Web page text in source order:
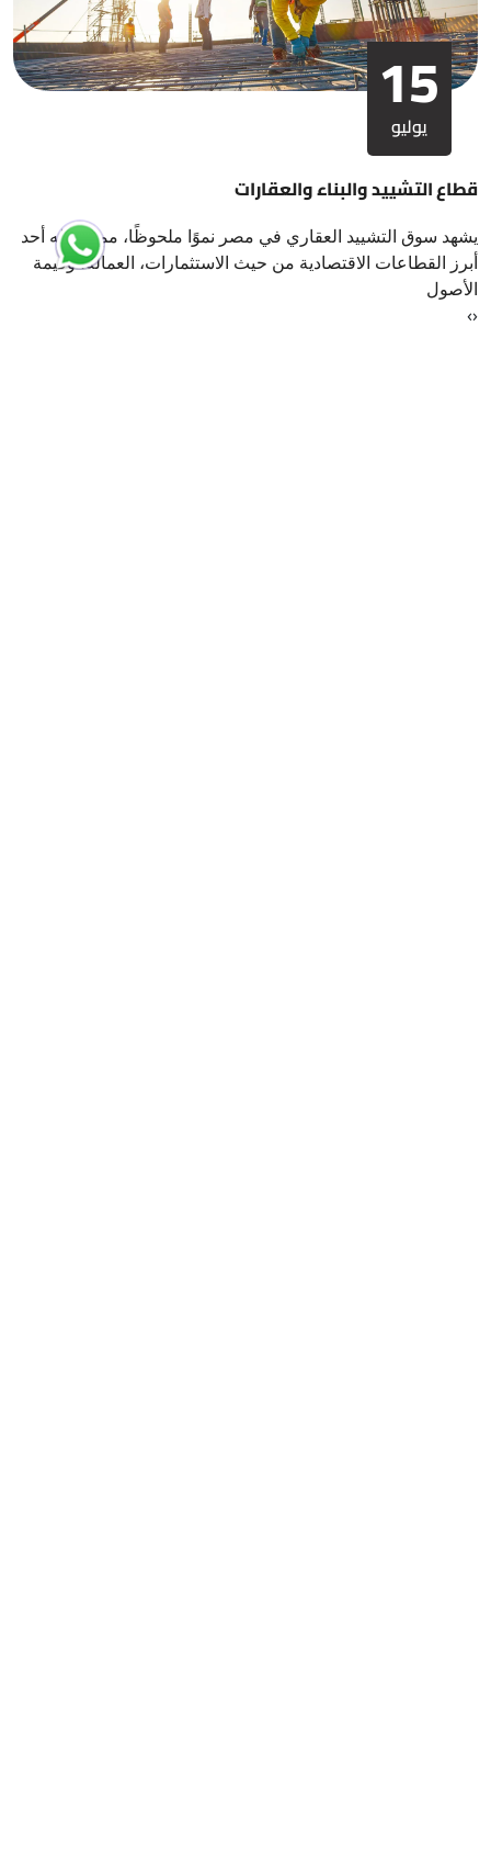
15
يوليو
قطاع التشييد والبناء والعقارات
يشهد سوق التشييد العقاري في مصر نموًا ملحوظًا، مما يجعله أحد
أبرز القطاعات الاقتصادية من حيث الاستثمارات، العمالة، وقيمة
الأصول
‹
›